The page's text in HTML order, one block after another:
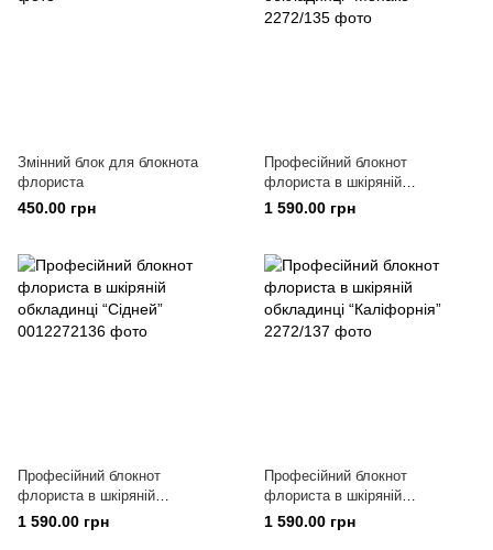
Змінний блок для блокнота
флориста
450.00 грн
Професійний блокнот
флориста в шкіряній
обкладинці “Монако”
1 590.00 грн
Професійний блокнот
флориста в шкіряній
обкладинці “Сідней”
1 590.00 грн
Професійний блокнот
флориста в шкіряній
обкладинці “Каліфорнія”
1 590.00 грн